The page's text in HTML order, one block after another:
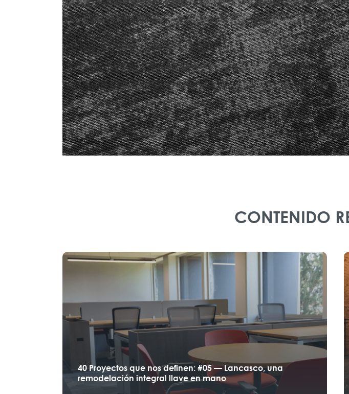
CONTENIDO
40 Proyectos que nos definen: #05 — Lancasco, una
remodelación integral llave en mano